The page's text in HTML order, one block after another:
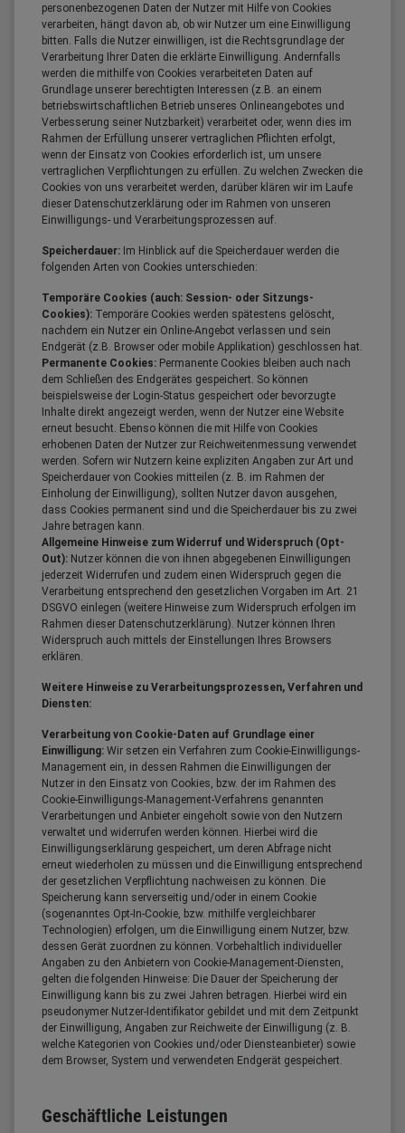
personenbezogenen Daten der Nutzer mit Hilfe von Cookies
verarbeiten, hängt davon ab, ob wir Nutzer um eine Einwilligung
bitten. Falls die Nutzer einwilligen, ist die Rechtsgrundlage der
Verarbeitung Ihrer Daten die erklärte Einwilligung. Andernfalls
werden die mithilfe von Cookies verarbeiteten Daten auf
Grundlage unserer berechtigten Interessen (z.B. an einem
betriebswirtschaftlichen Betrieb unseres Onlineangebotes und
Verbesserung seiner Nutzbarkeit) verarbeitet oder, wenn dies im
Rahmen der Erfüllung unserer vertraglichen Pflichten erfolgt,
wenn der Einsatz von Cookies erforderlich ist, um unsere
vertraglichen Verpflichtungen zu erfüllen. Zu welchen Zwecken die
Cookies von uns verarbeitet werden, darüber klären wir im Laufe
dieser Datenschutzerklärung oder im Rahmen von unseren
Einwilligungs- und Verarbeitungsprozessen auf.
Speicherdauer: Im Hinblick auf die Speicherdauer werden die
folgenden Arten von Cookies unterschieden:
Temporäre Cookies (auch: Session- oder Sitzungs-
Cookies): Temporäre Cookies werden spätestens gelöscht,
nachdem ein Nutzer ein Online-Angebot verlassen und sein
Endgerät (z.B. Browser oder mobile Applikation) geschlossen hat.
Permanente Cookies: Permanente Cookies bleiben auch nach
dem Schließen des Endgerätes gespeichert. So können
beispielsweise der Login-Status gespeichert oder bevorzugte
Inhalte direkt angezeigt werden, wenn der Nutzer eine Website
erneut besucht. Ebenso können die mit Hilfe von Cookies
erhobenen Daten der Nutzer zur Reichweitenmessung verwendet
werden. Sofern wir Nutzern keine expliziten Angaben zur Art und
Speicherdauer von Cookies mitteilen (z. B. im Rahmen der
Einholung der Einwilligung), sollten Nutzer davon ausgehen,
dass Cookies permanent sind und die Speicherdauer bis zu zwei
Jahre betragen kann.
Allgemeine Hinweise zum Widerruf und Widerspruch (Opt-
Out): Nutzer können die von ihnen abgegebenen Einwilligungen
jederzeit Widerrufen und zudem einen Widerspruch gegen die
Verarbeitung entsprechend den gesetzlichen Vorgaben im Art. 21
DSGVO einlegen (weitere Hinweise zum Widerspruch erfolgen im
Rahmen dieser Datenschutzerklärung). Nutzer können Ihren
Widerspruch auch mittels der Einstellungen Ihres Browsers
erklären.
Weitere Hinweise zu Verarbeitungsprozessen, Verfahren und
Diensten:
Verarbeitung von Cookie-Daten auf Grundlage einer
Einwilligung: Wir setzen ein Verfahren zum Cookie-Einwilligungs-
Management ein, in dessen Rahmen die Einwilligungen der
Nutzer in den Einsatz von Cookies, bzw. der im Rahmen des
Cookie-Einwilligungs-Management-Verfahrens genannten
Verarbeitungen und Anbieter eingeholt sowie von den Nutzern
verwaltet und widerrufen werden können. Hierbei wird die
Einwilligungserklärung gespeichert, um deren Abfrage nicht
erneut wiederholen zu müssen und die Einwilligung entsprechend
der gesetzlichen Verpflichtung nachweisen zu können. Die
Speicherung kann serverseitig und/oder in einem Cookie
(sogenanntes Opt-In-Cookie, bzw. mithilfe vergleichbarer
Technologien) erfolgen, um die Einwilligung einem Nutzer, bzw.
dessen Gerät zuordnen zu können. Vorbehaltlich individueller
Angaben zu den Anbietern von Cookie-Management-Diensten,
gelten die folgenden Hinweise: Die Dauer der Speicherung der
Einwilligung kann bis zu zwei Jahren betragen. Hierbei wird ein
pseudonymer Nutzer-Identifikator gebildet und mit dem Zeitpunkt
der Einwilligung, Angaben zur Reichweite der Einwilligung (z. B.
welche Kategorien von Cookies und/oder Diensteanbieter) sowie
dem Browser, System und verwendeten Endgerät gespeichert.
Geschäftliche Leistungen